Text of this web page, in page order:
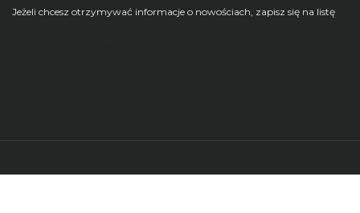
Jeżeli chcesz otrzymywać informacje o nowościach, zapisz się na listę